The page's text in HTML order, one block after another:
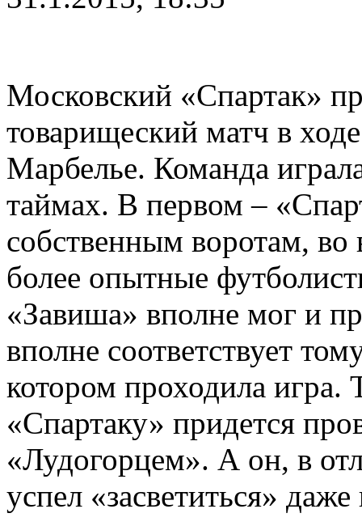
Московский «Спартак»
товарищеский матч в
Марбелье. Команда
таймах. В первом –
собственным воротам,
более опытные
«Завиша» вполне мог и
вполне соответствует
котором проходила игра.
«Спартаку» придется
«Лудогорцем». А он, в
успел «засветиться»